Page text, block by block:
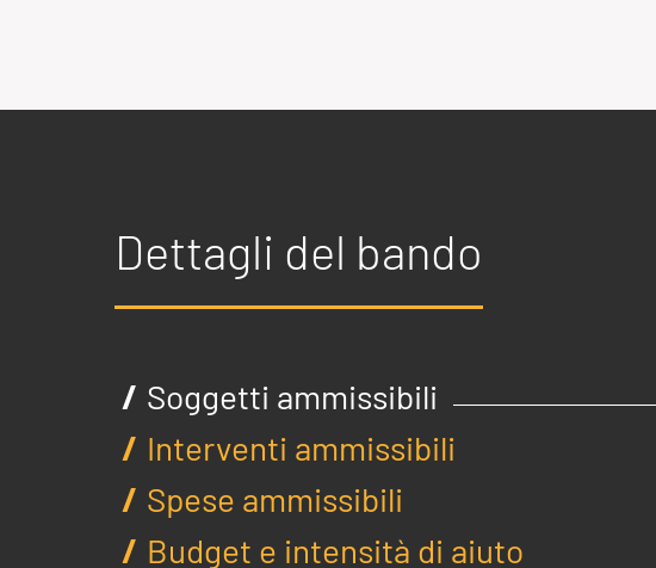
Dettagli del bando
Soggetti ammissibili
Interventi ammissibili
Spese ammissibili
Budget e intensità di aiuto